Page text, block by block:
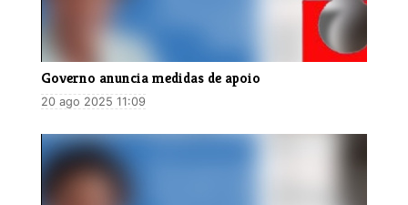
Governo anuncia medidas de apoio
20 ago 2025 11:09